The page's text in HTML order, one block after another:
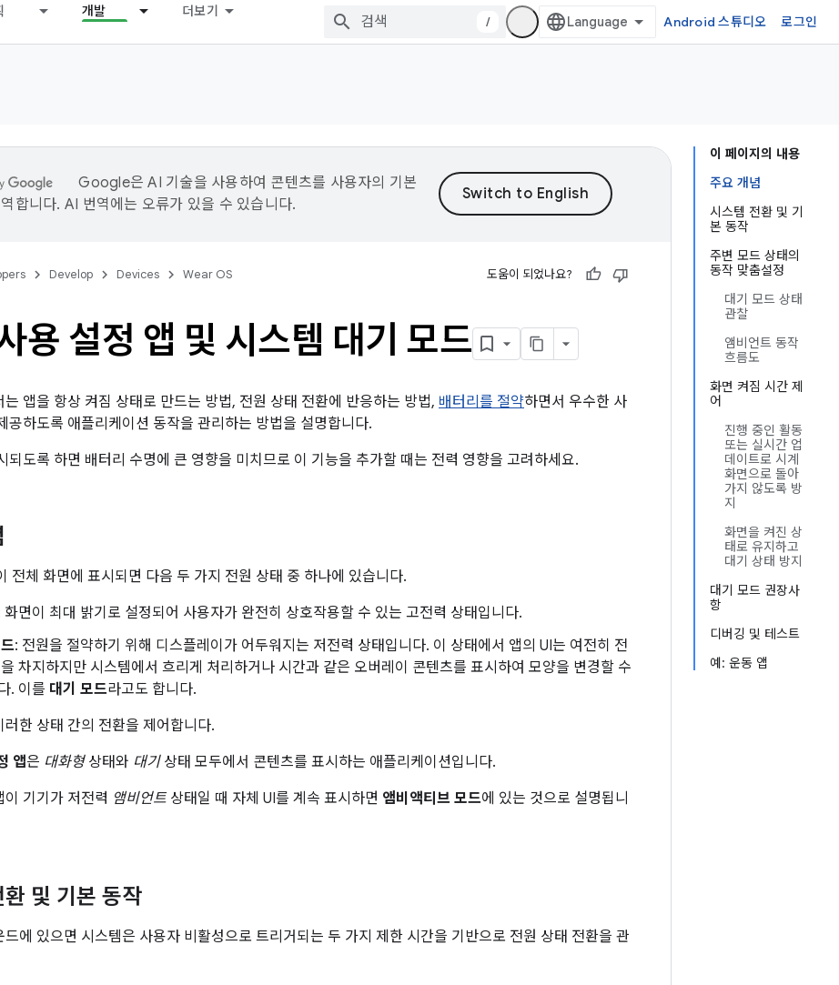
개발 더보기
/ Android 스튜디오 로그인
이 페이지의 내용
주요 개념
시스템 전환 및 기
본 동작
주변 모드 상태의
동작 맞춤설정
대기 모드 상태
관찰
앰비언트 동작
흐름도
화면 켜짐 시간 제
어
진행 중인 활동
또는 실시간 업
데이트로 시계
화면으로 돌아
가지 않도록 방
지
화면을 켜진 상
태로 유지하고
대기 상태 방지
대기 모드 권장사
항
디버깅 및 테스트
예: 운동 앱
Google은 AI 기술을 사용하여 콘텐츠를 사용자의 기본
합니다. AI 번역에는 오류가 있을 수 있습니다.
Develop Devices Wear OS 도움이 되었나요?
용 설정 앱 및 시스템 대기 모드
는 앱을 항상 켜짐 상태로 만드는 방법, 전원 상태 전환에 반응하는 방법, 배터리를 절약하면서 우수한 사
공하도록 애플리케이션 동작을 관리하는 방법을 설명합니다.
되도록 하면 배터리 수명에 큰 영향을 미치므로 이 기능을 추가할 때는 전력 영향을 고려하세요.
전체 화면에 표시되면 다음 두 가지 전원 상태 중 하나에 있습니다.
화면이 최대 밝기로 설정되어 사용자가 완전히 상호작용할 수 있는 고전력 상태입니다.
: 전원을 절약하기 위해 디스플레이가 어두워지는 저전력 상태입니다. 이 상태에서 앱의 UI는 여전히 전
차지하지만 시스템에서 흐리게 처리하거나 시간과 같은 오버레이 콘텐츠를 표시하여 모양을 변경할 수
. 이를 대기 모드라고도 합니다.
러한 상태 간의 전환을 제어합니다.
앱은 대화형상태와 대기상태 모두에서 콘텐츠를 표시하는 애플리케이션입니다.
이 기기가 저전력 앰비언트상태일 때 자체 UI를 계속 표시하면 앰비액티브 모드에 있는 것으로 설명됩니
및 기본 동작
드에 있으면 시스템은 사용자 비활성으로 트리거되는 두 가지 제한 시간을 기반으로 전원 상태 전환을 관